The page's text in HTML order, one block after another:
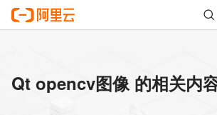
Qt opencv图像 的相关内